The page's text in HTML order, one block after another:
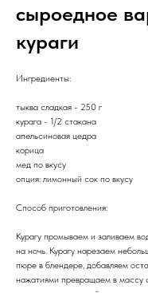
сыроедное
кураги
Ингредиенты:
тыква сладкая - 250 г
курага - 1/2 стакана
апельсиновая цедра
корица
мед по вкусу
опция: лимонный сок по вкусу
Способ приготовления:
Курагу промываем и заливаем
на ночь. Курагу нарезаем
пюре в блендере, добавляем
нажатиями превращаем в массу